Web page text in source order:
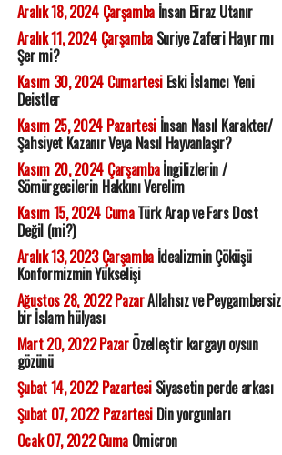
Aralık 18, 2024 Çarşambaİnsan Biraz Utanır
Aralık 11, 2024 ÇarşambaSuriye Zaferi Hayır mı
Şer mi?
Kasım 30, 2024 CumartesiEski İslamcı Yeni
Deistler
Kasım 25, 2024 Pazartesiİnsan Nasıl Karakter/
Şahsiyet Kazanır Veya Nasıl Hayvanlaşır?
Kasım 20, 2024 Çarşambaİngilizlerin /
Sömürgecilerin Hakkını Verelim
Kasım 15, 2024 CumaTürk Arap ve Fars Dost
Değil (mi?)
Aralık 13, 2023 Çarşambaİdealizmin Çöküşü
Konformizmin Yükselişi
Ağustos 28, 2022 PazarAllahsız ve Peygambersiz
bir İslam hülyası
Mart 20, 2022 PazarÖzelleştir kargayı oysun
gözünü
Şubat 14, 2022 PazartesiSiyasetin perde arkası
Şubat 07, 2022 PazartesiDin yorgunları
Ocak 07, 2022 CumaOmicron